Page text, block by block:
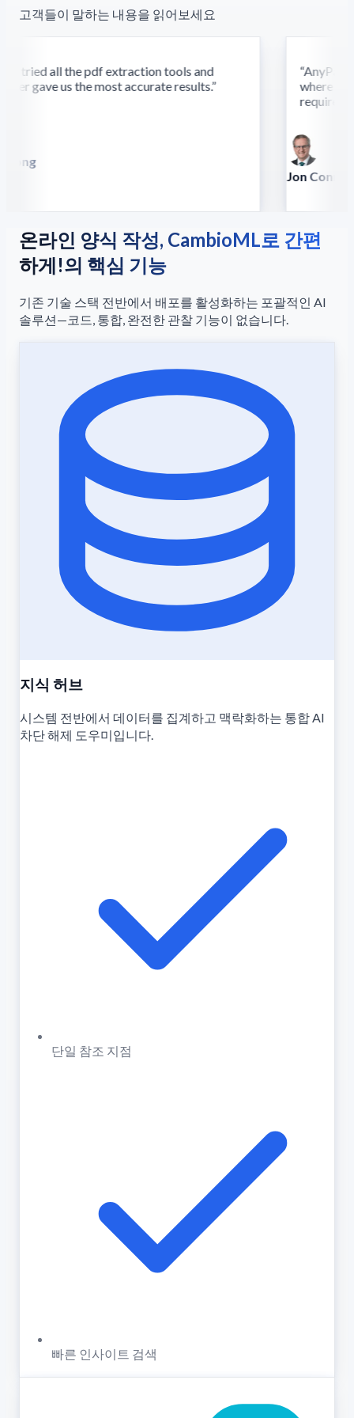
고객들이 말하는 내용을 읽어보세요
tried all the pdf extraction tools and
gave us the most accurate results.”
where
require
Jon Conradt
온라인 양식 작성, CambioML로 간편
하게!의 핵심 기능
기존 기술 스택 전반에서 배포를 활성화하는 포괄적인 AI
솔루션—코드, 통합, 완전한 관찰 기능이 없습니다.
지식 허브
시스템 전반에서 데이터를 집계하고 맥락화하는 통합 AI
차단 해제 도우미입니다.
단일 참조 지점
빠른 인사이트 검색